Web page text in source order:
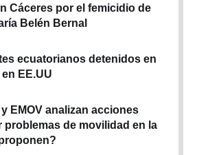
Cáceres por el femicidio de
Belén Bernal
ecuatorianos detenidos en
EE.UU
EMOV analizan acciones
problemas de movilidad en la